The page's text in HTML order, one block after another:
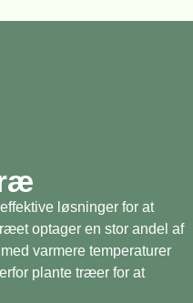
løsninger for at
optager en stor andel af
varmere temperaturer
plante træer for at